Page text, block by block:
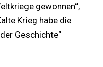
gewonnen“,
Krieg habe die
Geschichte“